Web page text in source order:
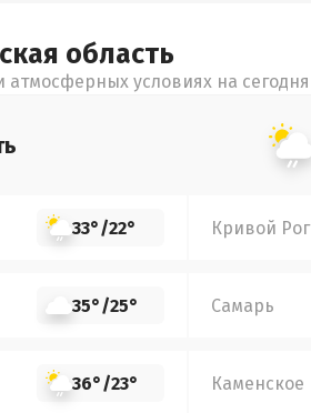
область
условиях на сегодня
33°/22° Кривой Рог
35°/25° Самарь
36°/23° Каменское